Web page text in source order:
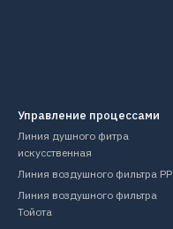
Управление процессами
Линия душного фитра
искусственная
Линия воздушного фильтра PP
Линия воздушного фильтра
Тойота